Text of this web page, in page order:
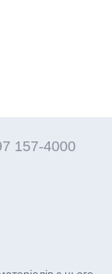
157-4000